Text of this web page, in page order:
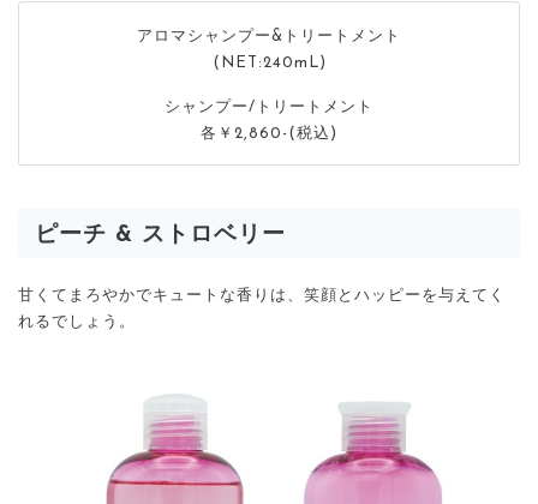
アロマシャンプー&トリートメント
(NET:240mL)
シャンプー/トリートメント
各￥2,860-(税込)
ピーチ & ストロベリー
甘くてまろやかでキュートな香りは、笑顔とハッピーを与えてく
れるでしょう。